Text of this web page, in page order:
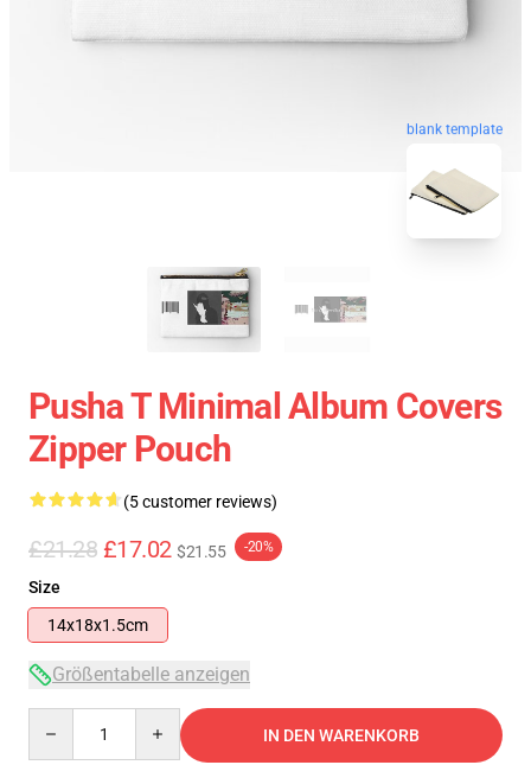
blank template
Pusha T Minimal Album Covers
Zipper Pouch
(5 customer reviews)
£21.28 £17.02 $21.55 -20%
Size
14x18x1.5cm
Größentabelle anzeigen
IN DEN WARENKORB